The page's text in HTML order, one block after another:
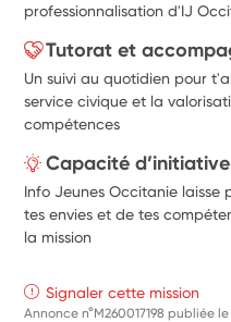
professionnalisation d'IJ
Tutorat et
Un suivi au quotidien pour
service civique et la
compétences
Capacité d’initiative
Info Jeunes Occitanie laisse
tes envies et de tes
la mission
Signaler cette mission
Annonce n°M260017198 publiée